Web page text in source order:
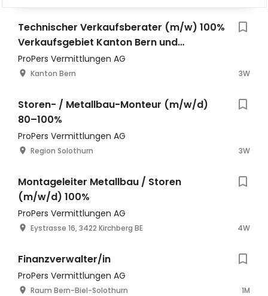
Technischer Verkaufsberater (m/w) 100%
Verkaufsgebiet Kanton Bern und
angrenzende Regionen
ProPers Vermittlungen AG
Kanton Bern 3W
Storen- / Metallbau-Monteur (m/w/d)
80–100%
ProPers Vermittlungen AG
Region Solothurn 3W
Montageleiter Metallbau / Storen
(m/w/d) 100%
ProPers Vermittlungen AG
Eystrasse 16, 3422 Kirchberg BE 4W
Finanzverwalter/in
ProPers Vermittlungen AG
Raum Bern-Biel-Solothurn 1M